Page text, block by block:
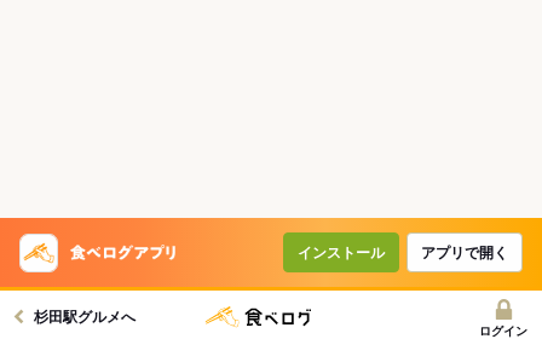
インストール アプリで開く
杉田駅グルメへ
ログイン